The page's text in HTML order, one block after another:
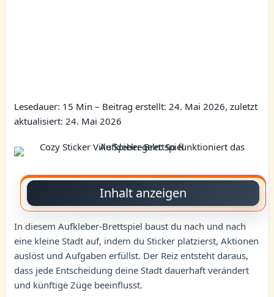
Lesedauer: 15 Min – Beitrag erstellt: 24. Mai 2026, zuletzt
aktualisiert: 24. Mai 2026
Inhalt anzeigen
In diesem Aufkleber-Brettspiel baust du nach und nach
eine kleine Stadt auf, indem du Sticker platzierst, Aktionen
auslöst und Aufgaben erfüllst. Der Reiz entsteht daraus,
dass jede Entscheidung deine Stadt dauerhaft verändert
und künftige Züge beeinflusst.